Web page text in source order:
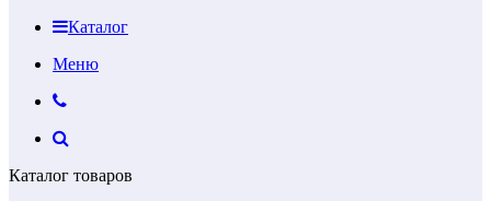
Каталог
Меню
Каталог товаров